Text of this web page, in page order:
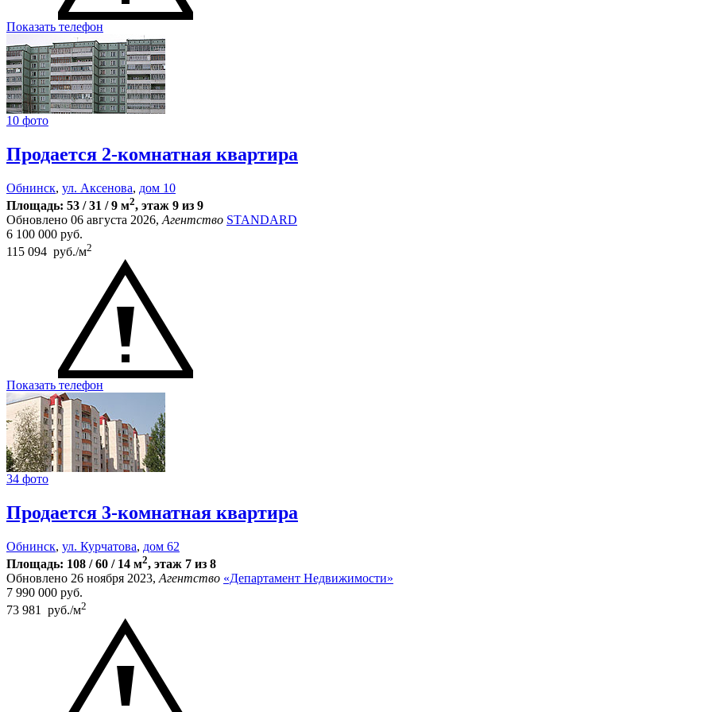
Показать телефон
10 фото
Продается 2-комнатная квартира
Обнинск, ул. Аксенова, дом 10
Площадь: 53 / 31 / 9 м2, этаж 9 из 9
Обновлено 06 августа 2026, Агентство STANDARD
6 100 000 руб.
115 094 руб./м2
Показать телефон
34 фото
Продается 3-комнатная квартира
Обнинск, ул. Курчатова, дом 62
Площадь: 108 / 60 / 14 м2, этаж 7 из 8
Обновлено 26 ноября 2023,Агентство «Департамент Недвижимости»
7 990 000 руб.
73 981 руб./м2